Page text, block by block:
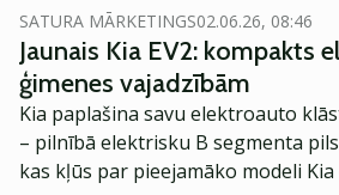
SATURA MĀRKETINGS02.06.26, 08:46
Jaunais Kia EV2: kompakts
ģimenes vajadzībām
Kia paplašina savu elektroauto
– pilnībā elektrisku B segmenta
kas kļūs par pieejamāko modeli